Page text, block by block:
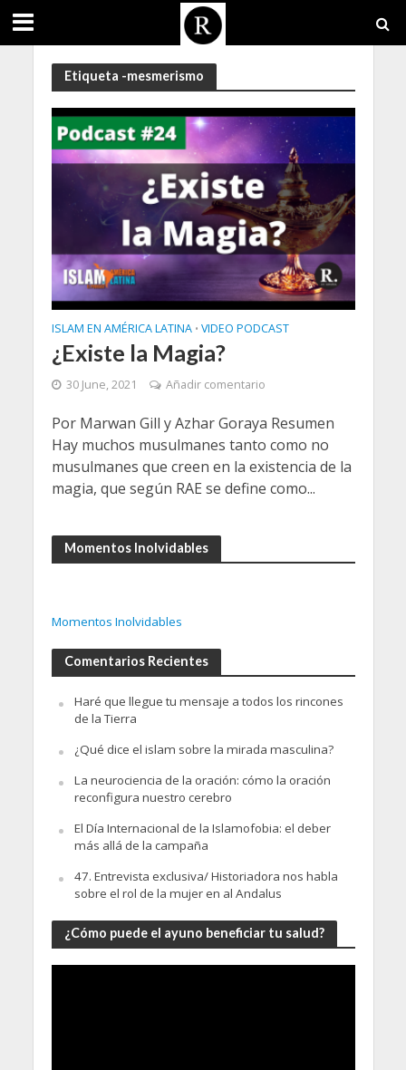
Etiqueta -mesmerismo
ISLAM EN AMÉRICA LATINA • VIDEO PODCAST
¿Existe la Magia?
30 June, 2021 Añadir comentario
Por Marwan Gill y Azhar Goraya Resumen
Hay muchos musulmanes tanto como no
musulmanes que creen en la existencia de la
magia, que según RAE se define como...
Momentos Inolvidables
Momentos Inolvidables
Comentarios Recientes
Haré que llegue tu mensaje a todos los rincones
de la Tierra
¿Qué dice el islam sobre la mirada masculina?
La neurociencia de la oración: cómo la oración
reconfigura nuestro cerebro
El Día Internacional de la Islamofobia: el deber
más allá de la campaña
47. Entrevista exclusiva/ Historiadora nos habla
sobre el rol de la mujer en al Andalus
¿Cómo puede el ayuno beneficiar tu salud?